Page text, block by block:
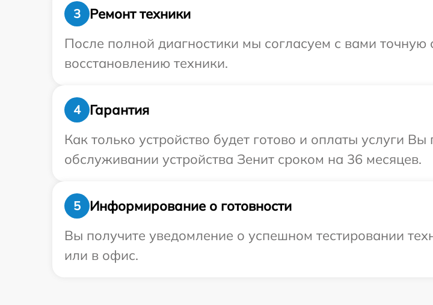
3
Ремонт техники
После полной диагностики мы согласуем с вами точную
восстановлению техники.
4
Гарантия
Как только устройство будет готово и оплаты услуги
обслуживании устройства Зенит сроком на 36 месяцев.
5
Информирование о готовности
Вы получите уведомление о успешном тестировании
или в офис.